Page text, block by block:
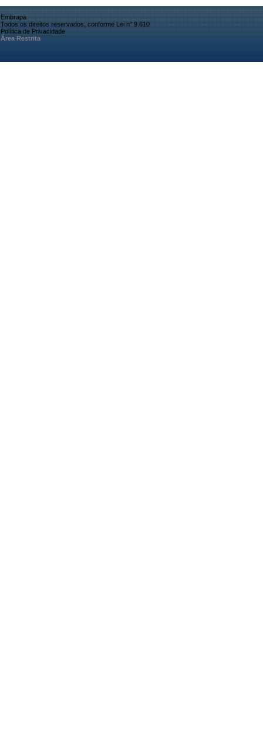
Embrapa
Todos os direitos reservados, conforme Lei n° 9.610
Política de Privacidade
Área Restrita